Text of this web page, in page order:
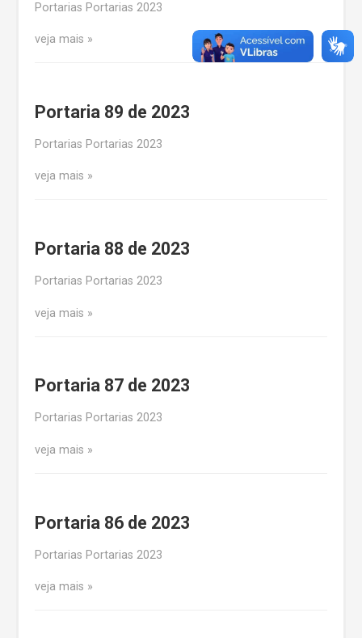
Portarias Portarias 2023
veja mais
Portaria 89 de 2023
Portarias Portarias 2023
veja mais
Portaria 88 de 2023
Portarias Portarias 2023
veja mais
Portaria 87 de 2023
Portarias Portarias 2023
veja mais
Portaria 86 de 2023
Portarias Portarias 2023
veja mais